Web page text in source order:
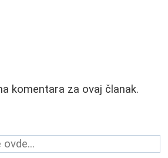
komentara za ovaj članak.